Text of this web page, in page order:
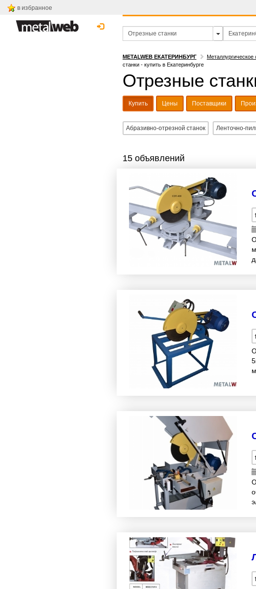
в избранное
METALWEB ЕКАТЕРИНБУРГ Металлургическое
станки - купить в Екатеринбурге
Отрезные
Купить Цены Поставщики
Абразивно-отрезной станок Ленточно-
15 объявлений